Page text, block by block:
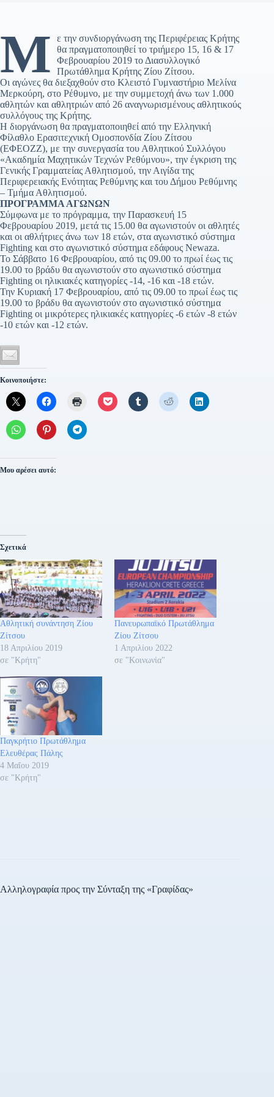
Μ
ε την συνδιοργάνωση της Περιφέρειας Κρήτης
θα πραγματοποιηθεί το τριήμερο 15, 16 & 17
Φεβρουαρίου 2019 το Διασυλλογικό
Πρωτάθλημα Κρήτης Ζίου Ζίτσου.
Οι αγώνες θα διεξαχθούν στο Κλειστό Γυμναστήριο Μελίνα
Μερκούρη, στο Ρέθυμνο, με την συμμετοχή άνω των 1.000
αθλητών και αθλητριών από 26 αναγνωρισμένους αθλητικούς
συλλόγους της Κρήτης.
Η διοργάνωση θα πραγματοποιηθεί από την Ελληνική
Φίλαθλο Ερασιτεχνική Ομοσπονδία Ζίου Ζίτσου
(ΕΦΕΟΖΖ), με την συνεργασία του Αθλητικού Συλλόγου
«Ακαδημία Μαχητικών Τεχνών Ρεθύμνου», την έγκριση της
Γενικής Γραμματείας Αθλητισμού, την Αιγίδα της
Περιφερειακής Ενότητας Ρεθύμνης και του Δήμου Ρεθύμνης
– Τμήμα Αθλητισμού.
ΠΡΟΓΡΑΜΜΑ ΑΓΩΝΩΝ
Σύμφωνα με το πρόγραμμα, την Παρασκευή 15
Φεβρουαρίου 2019, μετά τις 15.00 θα αγωνιστούν οι αθλητές
και οι αθλήτριες άνω των 18 ετών, στα αγωνιστικό σύστημα
Fighting και στο αγωνιστικό σύστημα εδάφους Newaza.
Το Σάββατο 16 Φεβρουαρίου, από τις 09.00 το πρωί έως τις
19.00 το βράδυ θα αγωνιστούν στο αγωνιστικό σύστημα
Fighting οι ηλικιακές κατηγορίες -14, -16 και -18 ετών.
Την Κυριακή 17 Φεβρουαρίου, από τις 09.00 το πρωί έως τις
19.00 το βράδυ θα αγωνιστούν στο αγωνιστικό σύστημα
Fighting οι μικρότερες ηλικιακές κατηγορίες -6 ετών -8 ετών
-10 ετών και -12 ετών.
Κοινοποιήστε:
Μου αρέσει αυτό:
Σχετικά
Αθλητική συνάντηση Ζίου
Ζίτσου
18 Απριλίου 2019
σε "Κρήτη"
Πανευρωπαϊκό Πρωτάθλημα
Ζίου Ζίτσου
1 Απριλίου 2022
σε "Κοινωνία"
Παγκρήτιο Πρωτάθλημα
Ελευθέρας Πάλης
4 Μαΐου 2019
σε "Κρήτη"
Αλληλογραφία προς την Σύνταξη της «Γραφίδας»